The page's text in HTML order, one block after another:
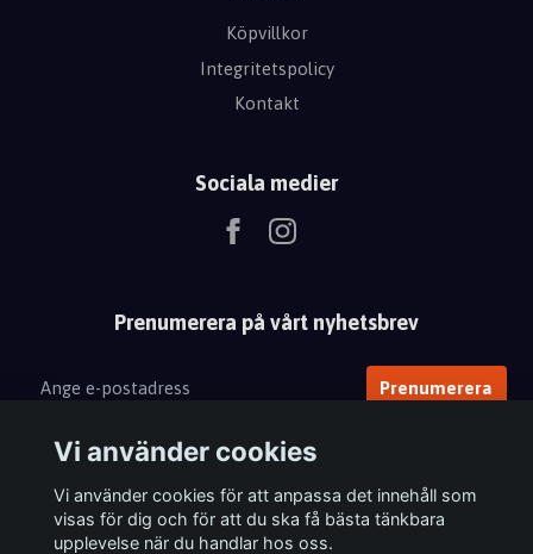
Köpvillkor
Integritetspolicy
Kontakt
Sociala medier
Prenumerera på vårt nyhetsbrev
Prenumerera
Vi använder cookies
Vi använder cookies för att anpassa det innehåll som
visas för dig och för att du ska få bästa tänkbara
upplevelse när du handlar hos oss.